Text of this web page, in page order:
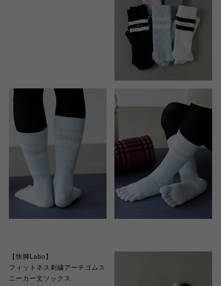
【快脚Labo】
フィットネス刺繍アーチゴムス
ニーカー丈ソックス